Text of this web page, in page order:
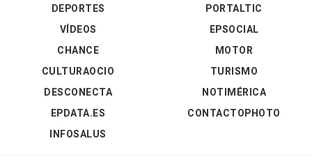
DEPORTES
VÍDEOS
PORTALTIC
EPSOCIAL
CHANCE
CULTURAOCIO
DESCONECTA
EPDATA.ES
INFOSALUS
MOTOR
TURISMO
NOTIMÉRICA
CONTACTOPHOTO